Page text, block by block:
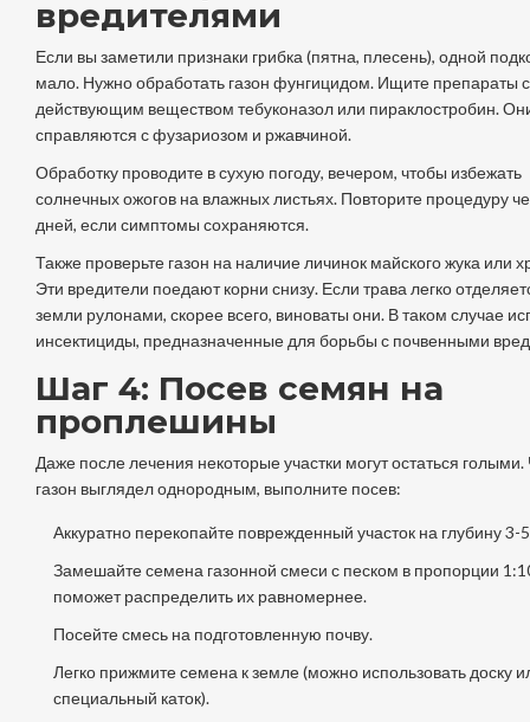
вредителями
Если вы заметили признаки грибка (пятна, плесень), одной
мало. Нужно обработать газон фунгицидом. Ищите препараты с
действующим веществом тебуконазол или пираклостробин.
справляются с фузариозом и ржавчиной.
Обработку проводите в сухую погоду, вечером, чтобы избежать
солнечных ожогов на влажных листьях. Повторите процедуру
дней, если симптомы сохраняются.
Также проверьте газон на наличие личинок майского жука или
Эти вредители поедают корни снизу. Если трава легко
земли рулонами, скорее всего, виноваты они. В таком случае
инсектициды, предназначенные для борьбы с почвенными
Шаг 4: Посев семян на
проплешины
Даже после лечения некоторые участки могут остаться
газон выглядел однородным, выполните посев:
Аккуратно перекопайте поврежденный участок на глубину 3-
Замешайте семена газонной смеси с песком в пропорции
поможет распределить их равномернее.
Посейте смесь на подготовленную почву.
Легко прижмите семена к земле (можно использовать доску
специальный каток).